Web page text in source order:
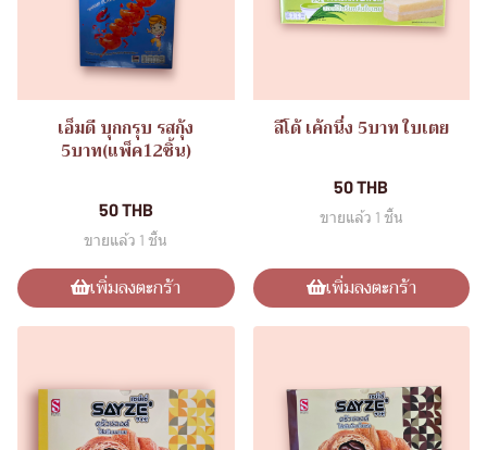
เอ็มดี บุกกรุบ รสกุ้ง
5บาท(แพ็ค12ชิ้น)
50 THB
ขายแล้ว 1 ชิ้น
เพิ่มลงตะกร้า
ลีโด้ เค้กนึ่ง 5บาท ใบเตย
50 THB
ขายแล้ว 1 ชิ้น
เพิ่มลงตะกร้า